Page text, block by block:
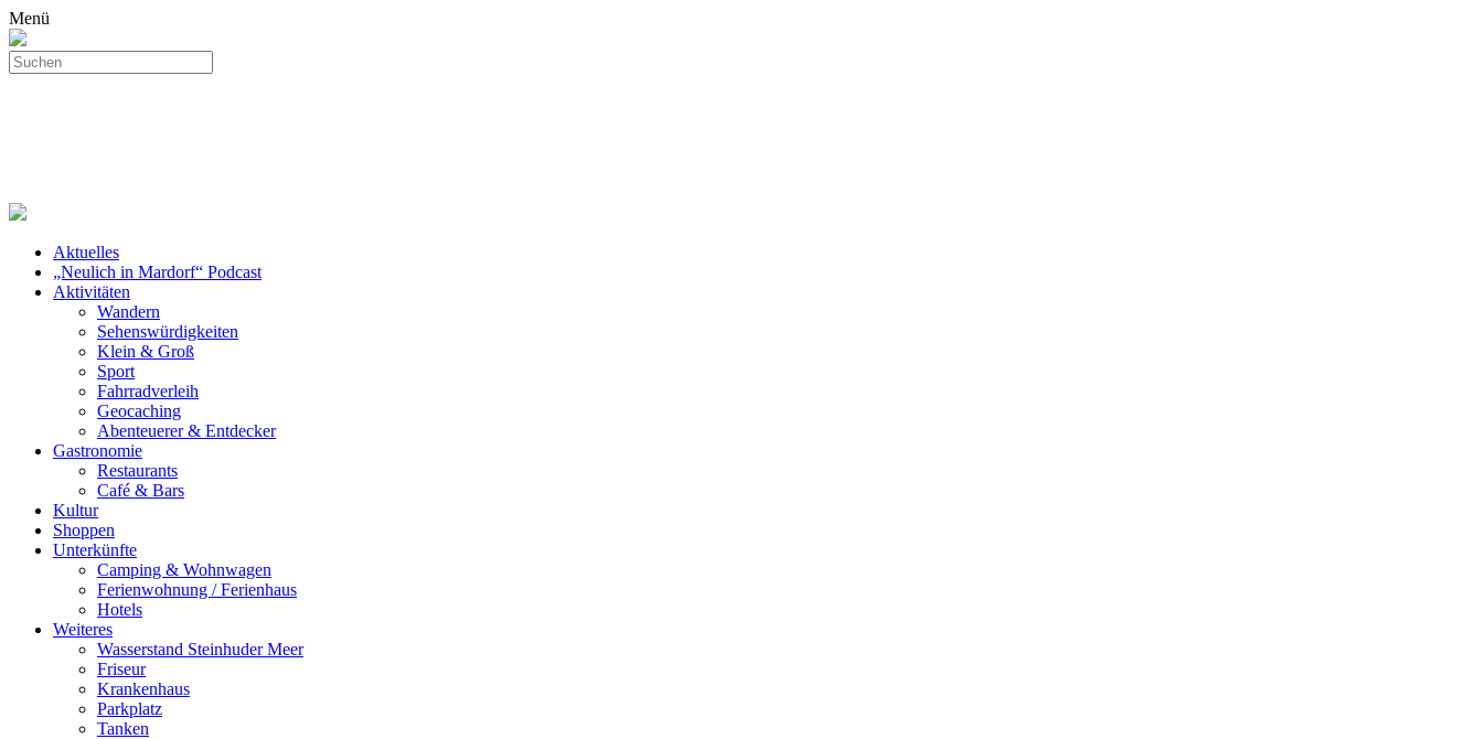
Menü
Aktuelles
„Neulich in Mardorf“ Podcast
Aktivitäten
Wandern
Sehenswürdigkeiten
Klein & Groß
Sport
Fahrradverleih
Geocaching
Abenteuerer & Entdecker
Gastronomie
Restaurants
Café & Bars
Kultur
Shoppen
Unterkünfte
Camping & Wohnwagen
Ferienwohnung / Ferienhaus
Hotels
Weiteres
Wasserstand Steinhuder Meer
Friseur
Krankenhaus
Parkplatz
Tanken